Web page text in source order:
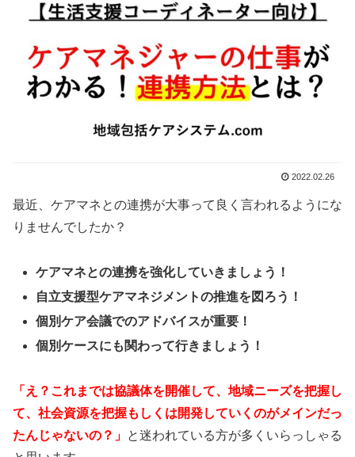
2022.02.26
最近、ケアマネとの連携が大事って良く言われるようにな
りませんでしたか？
ケアマネとの連携を強化していきましょう！
自立支援型ケアマネジメントの推進を図ろう！
個別ケア会議でのアドバイスが重要！
個別ケースにも関わって行きましょう！
「え？これまでは協議体を開催して、地域ニーズを把握し
て、社会資源を把握もしくは開発していくのがメインだっ
たんじゃないの？」 と迷われている方が多くいらっしゃる